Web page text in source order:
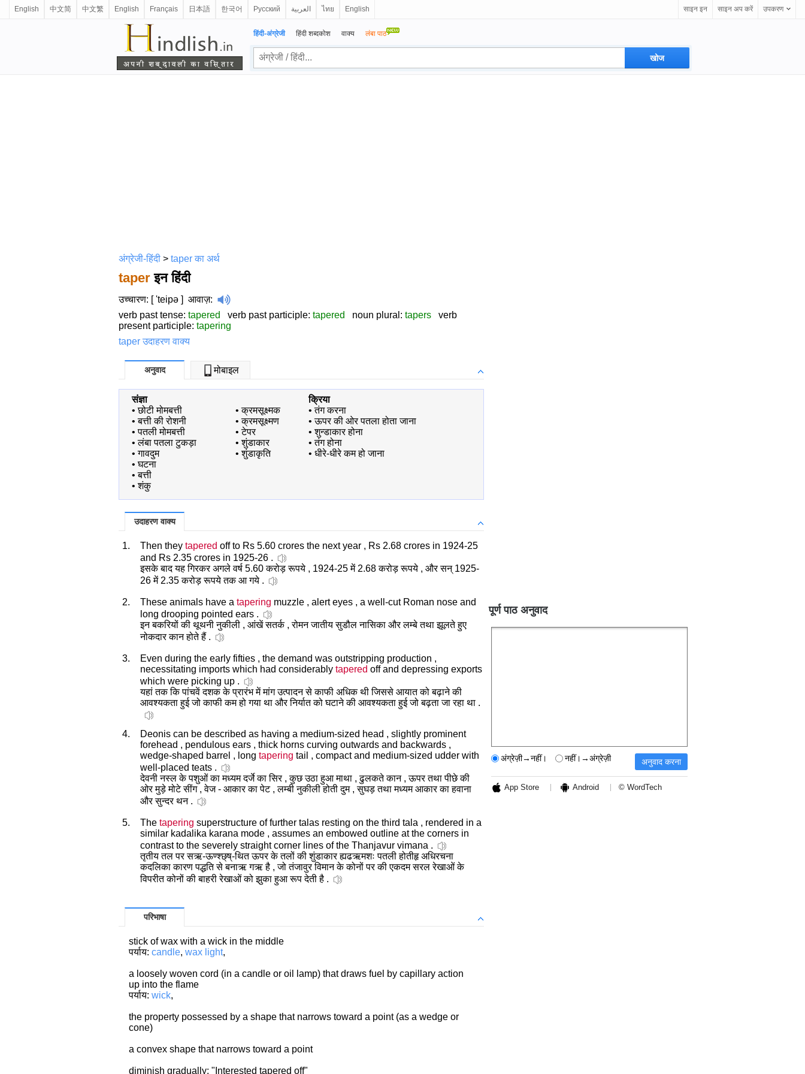
English 中文简 中文繁 English Français 日本語 한국어 Русский العربية ไทย English साइन इन साइन अप करें उपकरण
हिंदी-अंग्रेजी हिंदी शब्दकोश वाक्य लंबा पाठ
अंग्रेजी-हिंदी > taper का अर्थ
taper इन हिंदी
उच्चारण: [ 'teipə ] आवाज़:
verb past tense: tapered verb past participle: tapered noun plural: tapers verb
present participle: tapering
taper उदाहरण वाक्य
अनुवाद मोबाइल
संज्ञा
•छोटी मोमबत्ती
•बत्ती की रोशनी
•पतली मोमबत्ती
•लंबा पतला टुकड़ा
•गावदुम
•घटना
•बत्ती
•शंकु
•क्रमसूक्ष्मक
•क्रमसूक्ष्मण
•टेपर
•शुंडाकार
•शुंडाकृति
क्रिया
•तंग करना
•ऊपर की ओर पतला होता जाना
•शुन्डाकार होना
•तंग होना
• धीरे-धीरे कम हो जाना
उदाहरण वाक्य
1. Then they tapered off to Rs 5.60 crores the next year , Rs 2.68 crores in 1924-25
and Rs 2.35 crores in 1925-26 .
इसके बाद यह गिरकर अगले वर्ष 5.60 करोड़ रूपये , 1924-25 में 2.68 करोड़ रूपये , और सन् 1925-
26 में 2.35 करोड़ रूपये तक आ गये .
2. These animals have a tapering muzzle , alert eyes , a well-cut Roman nose and
long drooping pointed ears .
इन बकरियों की थूथनी नुकीली , आंखें सतर्क , रोमन जातीय सुडौल नासिका और लम्बे तथा झूलते हुए
नोकदार कान होते हैं .
3.
Even during the early fifties , the demand was outstripping production ,
necessitating imports which had considerably tapered off and depressing exports
which were picking up .
यहां तक कि पांचवें दशक के प्रारंभ में मांग उत्पादन से काफी अधिक थी जिससे आयात को बढ़ाने की
आवश्यकता हुई जो काफी कम हो गया था और निर्यात को घटाने की आवश्यकता हुई जो बढ़ता जा रहा था .
4.
Deonis can be described as having a medium-sized head , slightly prominent
forehead , pendulous ears , thick horns curving outwards and backwards ,
wedge-shaped barrel , long tapering tail , compact and medium-sized udder with
well-placed teats .
देवनी नस्ल के पशुओं का मध्यम दर्जे का सिर , कुछ उठा हुआ माथा , ढुलकते कान , ऊपर तथा पीछे की
ओर मुड़े मोटे सींग , वेज - आकार का पेट , लम्बी नुकीली होती दुम , सुघड़ तथा मध्यम आकार का हवाना
और सुन्दर थन .
5. The tapering superstructure of further talas resting on the third tala , rendered in a
similar kadalika karana mode , assumes an embowed outline at the corners in
contrast to the severely straight corner lines of the Thanjavur vimana .
तृतीय तल पर सऋ-ऊण्श्छ्ष्-थित ऊपर के तलों की शुंडाकार ह्यढऋमशः पतली होतीहृ अधिरचना
कदलिका कारण पद्धति से बनाऋ गऋ है , जो तंजावुर विमान के कोनों पर की एकदम सरल रेखाओं के
विपरीत कोनों की बाहरी रेखाओं को झुका हुआ रूप देती है .
परिभाषा
stick of wax with a wick in the middle
पर्याय: candle, wax light,
a loosely woven cord (in a candle or oil lamp) that draws fuel by capillary action
up into the flame
पर्याय: wick,
the property possessed by a shape that narrows toward a point (as a wedge or
cone)
a convex shape that narrows toward a point
diminish gradually; "Interested tapered off"
पूर्ण पाठ अनुवाद
अंग्रेज़ी→नहीं। नहीं।→अंग्रेज़ी
App Store Android © WordTech